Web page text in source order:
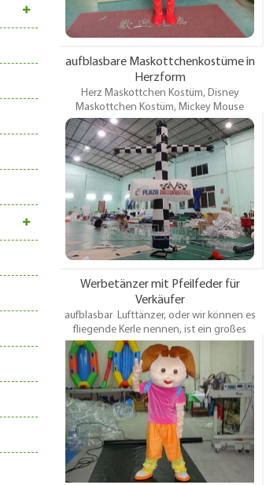
aufblasbare Maskottchenkostüme in
Herzform
Herz Maskottchen Kostüm, Disney
Maskottchen Kostüm, Mickey Mouse
Kostüme, Barney Kostüm, Dora Maskottchen
Kostüm, Kongfu Panda, Grauer Wolf, Hellon
Kitty Maskottchen Kostüm. Die Kostüm-
Maskottchen gelten für Promotions,
Vergnügungen, Themenparks,
Karnevalspartys, Festivals, Vermietung und
andere Veranstaltungen. OEM / ODM ist
willkommen.
Werbetänzer mit Pfeilfeder für
Verkäufer
aufblasbar Lufttänzer, oder wir können es
fliegende Kerle nennen, ist ein großes
aufblasbares Vorrichtungen, die ein langes
Rohr umfassen, das an einem Lüfter
befestigt ist, der das Rohr verursacht sich in
einer tanzenden oder bewegenden
Bewegung bewegen.